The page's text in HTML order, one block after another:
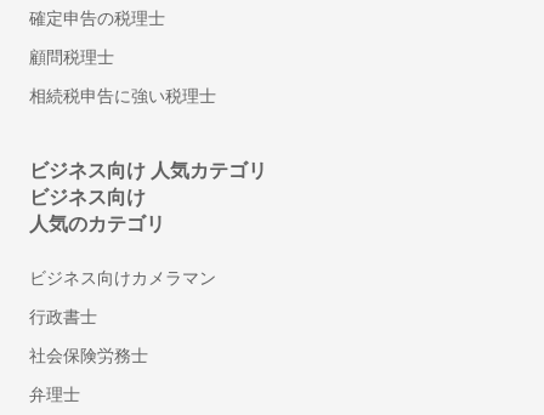
許認可に強い行政書士
離婚の公正証書に強い行政書士
建設業許可の申請に強い行政書士
内容証明・債権債務問題に強い行政書士
古物商許可申請代行の行政書士
永住許可申請の行政書士
帰化申請代行の行政書士
相続人調査・戸籍収集代行の行政書士
遺産分割協議書作成代行の行政書士
確定申告の税理士
顧問税理士
相続税申告に強い税理士
ビジネス向け 人気カテゴリ
ビジネス向け
人気のカテゴリ
ビジネス向けカメラマン
行政書士
社会保険労務士
弁理士